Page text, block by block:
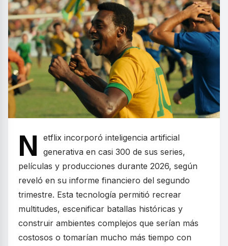
N
etflix incorporó inteligencia artificial
generativa en casi 300 de sus series,
películas y producciones durante 2026, según
reveló en su informe financiero del segundo
trimestre. Esta tecnología permitió recrear
multitudes, escenificar batallas históricas y
construir ambientes complejos que serían más
costosos o tomarían mucho más tiempo con